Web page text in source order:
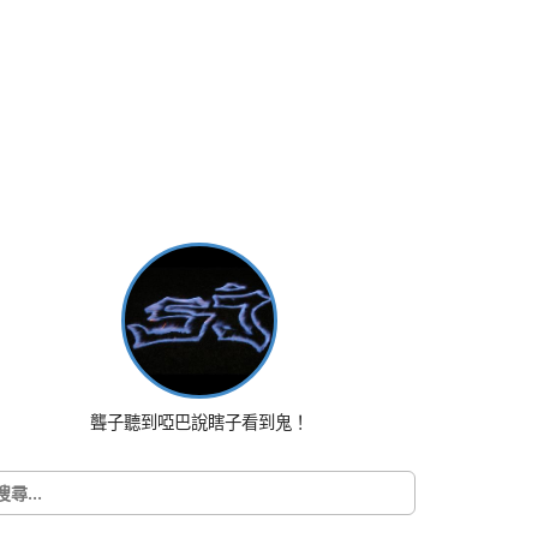
聾子聽到啞巴說瞎子看到鬼！